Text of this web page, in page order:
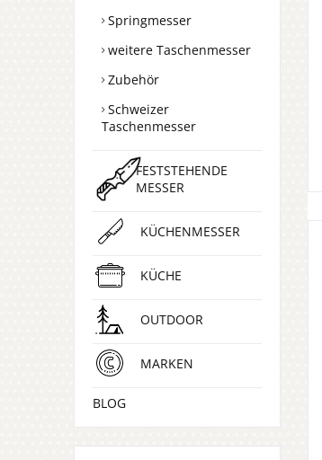
Springmesser
weitere Taschenmesser
Zubehör
Schweizer
Taschenmesser
FESTSTEHENDE
MESSER
KÜCHENMESSER
KÜCHE
OUTDOOR
MARKEN
BLOG